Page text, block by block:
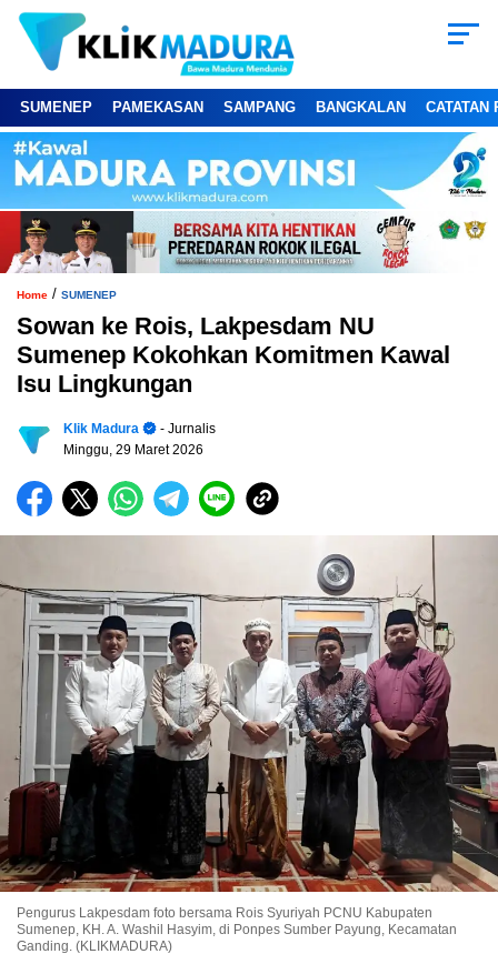
SUMENEP PAMEKASAN SAMPANG BANGKALAN CATATAN
Home / SUMENEP
Sowan ke Rois, Lakpesdam NU
Sumenep Kokohkan Komitmen Kawal
Isu Lingkungan
Klik Madura
- Jurnalis
Minggu, 29 Maret 2026
Pengurus Lakpesdam foto bersama Rois Syuriyah PCNU Kabupaten
Sumenep, KH. A. Washil Hasyim, di Ponpes Sumber Payung, Kecamatan
Ganding. (KLIKMADURA)